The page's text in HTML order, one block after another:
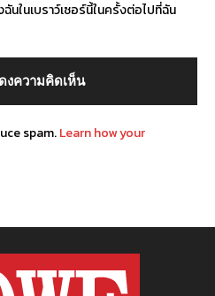
นในเบราว์เซอร์นี้ในครั้งต่อไปที่ฉัน
spam.Learn how your